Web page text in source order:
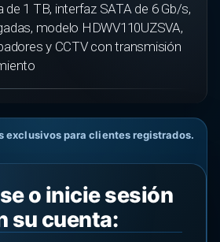
de 1 TB, interfaz SATA de 6 Gb/s,
modelo HDWV110UZSVA,
y CCTV con transmisión
exclusivos para clientes registrados.
o inicie sesión
su cuenta: